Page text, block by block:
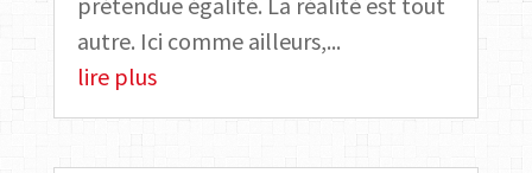
autre. Ici comme ailleurs,...
lire plus